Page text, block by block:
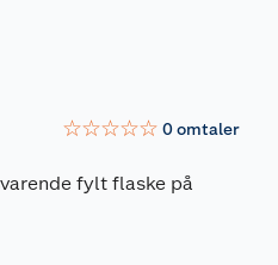
☆☆☆☆☆ 0omtaler
fylt flaske på